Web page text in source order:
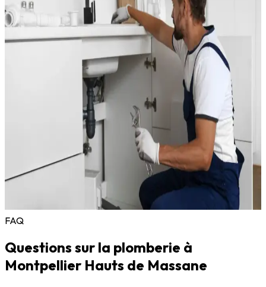
quartier.
Ce qui nous caractérise :
de délai d'intervention en urgence
: disponibles même le week-end et les jours fériés
Devis gratuit: transparent, détaillé, sans engagement
Assurance décennale
: protection sur tous nos travaux
: nous protégeons votre intérieur et nettoyons
Les résidences de standing des Hauts de Massane méritent un
artisan soigneux et respectueux de votre logement. Nous
intervenons avec du matériel propre, nous bâchons les sols et
nous nettoyons notre zone de travail avant de partir.
07 75 71 52 52
ou à
thermoclimsanitaire@gmail.com.
FAQ
Questions sur la plomberie à
Montpellier Hauts de Massane